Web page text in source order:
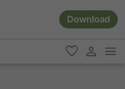
Download
favorit